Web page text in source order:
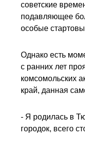
советские
подавляющее
особые
Однако есть
с ранних лет
комсомольских
край, данная
- Я родилась в
городок, всего